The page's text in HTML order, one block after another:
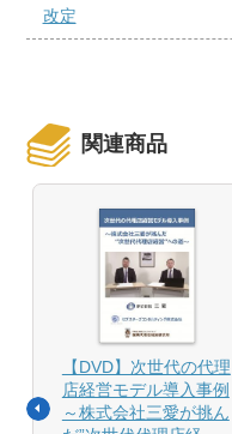
改定
関連商品
【DVD】次世代の代理
店経営モデル導入事例
～株式会社三愛が挑ん